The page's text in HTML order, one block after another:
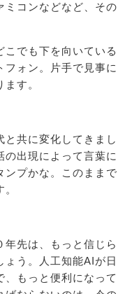
ミコンなどなど、その
でも下を向いている
フォン。片手で見事に
す。
共に変化してきまし
の出現によって言葉に
ンプかな。このままで
先は、もっと信じら
ょう。人工知能AIが日
もっと便利になって